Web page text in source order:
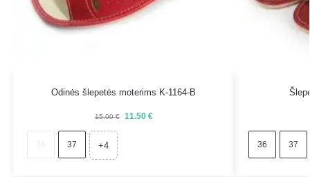
Odinės šlepetės moterims K-1164-B
15.00€ 11.50 €
37 +4 36 37